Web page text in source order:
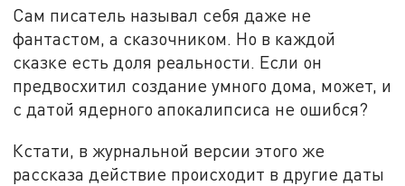
Сам писатель называл себя даже не
фантастом, а сказочником. Но в каждой
сказке есть доля реальности. Если он
предвосхитил создание умного дома, может, и
с датой ядерного апокалипсиса не ошибся?
Кстати, в журнальной версии этого же
рассказа действие происходит в другие даты